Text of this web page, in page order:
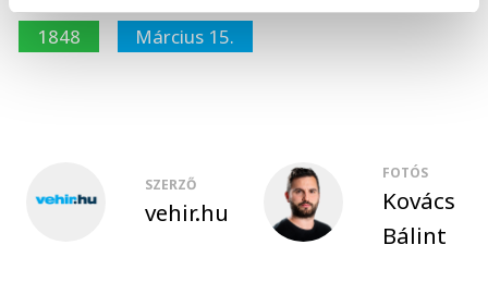
1848
Március 15.
SZERZŐ
vehir.hu
FOTÓS
Kovács
Bálint